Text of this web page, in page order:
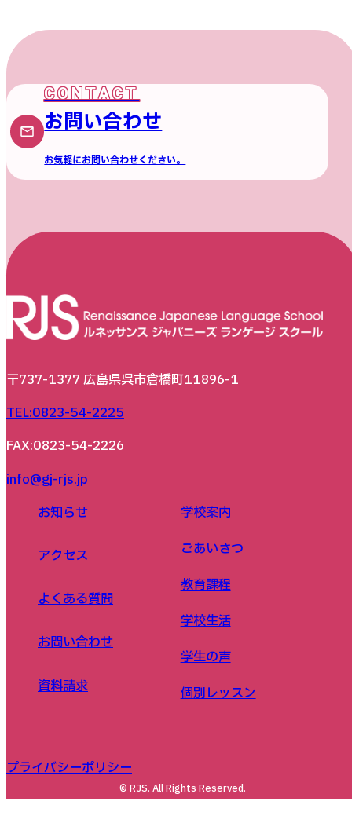
お問い合わせ
お気軽にお問い合わせください。
〒737-1377 広島県呉市倉橋町11896-1
TEL:0823-54-2225
FAX:0823-54-2226
info@gj-rjs.jp
お知らせ
アクセス
よくある質問
お問い合わせ
資料請求
学校案内
ごあいさつ
教育課程
学校生活
学生の声
個別レッスン
プライバシーポリシー
© RJS. All Rights Reserved.